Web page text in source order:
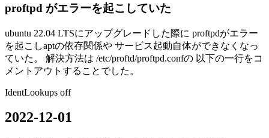
proftpd がエラーを起こしていた
ubuntu 22.04 LTSにアップグレードした際に proftpdがエラー
を起こしaptの依存関係や サービス起動自体ができなくなっ
ていた。 解決方法は /etc/proftd/proftpd.confの 以下の一行をコ
メントアウトすることでした。
IdentLookups off
2022-12-01